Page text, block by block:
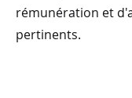
rémunération et
pertinents.